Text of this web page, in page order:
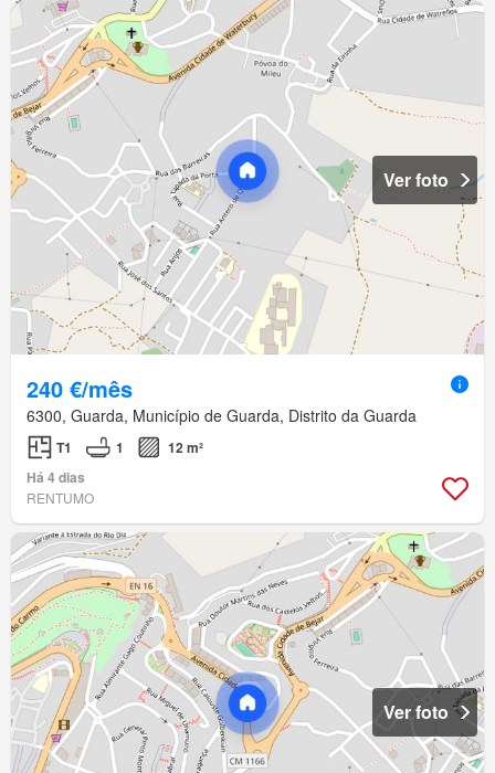
Ver foto
240 €/mês
6300, Guarda, Município de Guarda, Distrito da Guarda
T1 1
12 m²
Há 4 dias
RENTUMO
Ver foto